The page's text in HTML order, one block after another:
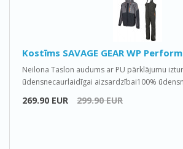
Kostīms SAVAGE GEAR WP
Neilona Taslon audums ar PU pārklājumu
ūdensnecaurlaidīgai aizsardzībai100%
269.90 EUR 299.90 EUR